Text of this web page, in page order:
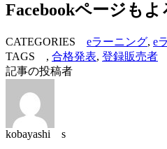
Facebookページも
CATEGORIES eラーニング, e
TAGS , 合格発表, 登録販売者
記事の投稿者
kobayashi s